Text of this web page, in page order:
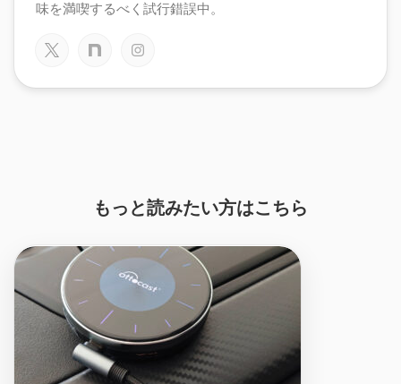
味を満喫するべく試行錯誤中。
もっと読みたい方はこちら